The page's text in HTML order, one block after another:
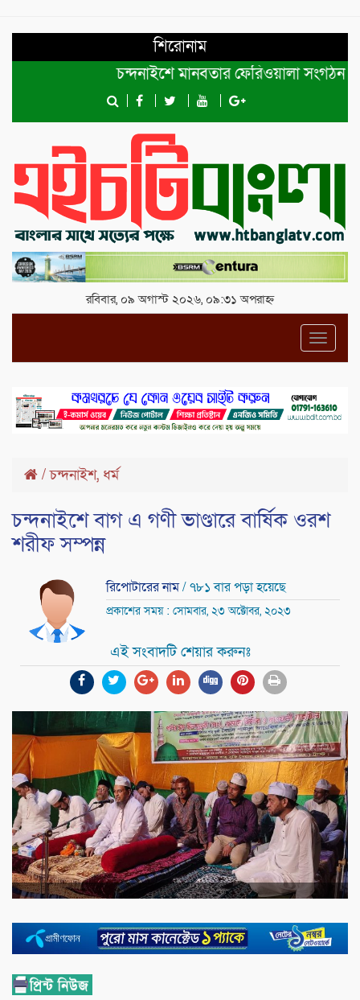
শিরোনাম
চন্দনাইশে মানবতার ফেরিওয়ালা সংগঠন
রবিবার, ০৯ অগাস্ট ২০২৬, ০৯:৩১ অপরাহ্ন
/চন্দনাইশ, ধর্ম
চন্দনাইশে বাগ এ গণী ভাণ্ডারে বার্ষিক ওরশ
শরীফ সম্পন্ন
রিপোটারের নাম/ ৭৮১ বার পড়া হয়েছে
প্রকাশের সময় : সোমবার, ২৩ অক্টোবর, ২০২৩
এই সংবাদটি শেয়ার করুনঃ